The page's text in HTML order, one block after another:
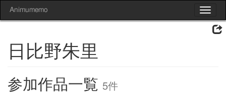
Toggle
Animumemo
日比野朱里
参加作品一覧 5件